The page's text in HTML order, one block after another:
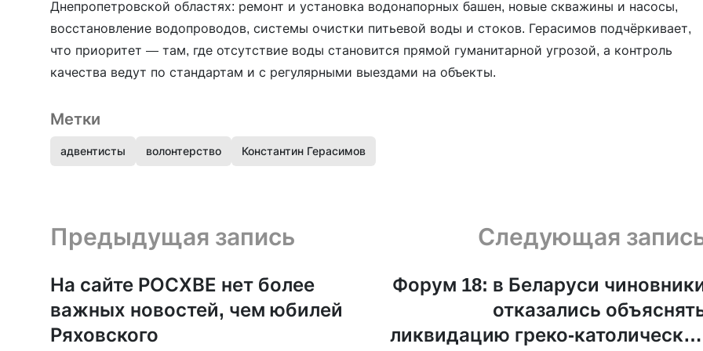
Днепропетровской областях: ремонт и установка водонапорных башен, новые скважины и насосы,
восстановление водопроводов, системы очистки питьевой воды и стоков. Герасимов подчёркивает,
что приоритет — там, где отсутствие воды становится прямой гуманитарной угрозой, а контроль
качества ведут по стандартам и с регулярными выездами на объекты.
Метки
адвентисты волонтерство Константин Герасимов
Предыдущая запись и следующая запись
Предыдущая запись
На сайте РОСХВЕ нет более
важных новостей, чем юбилей
Ряховского
Следующая
Форум 18: в Беларуси
отказались
ликвидацию греко-католических